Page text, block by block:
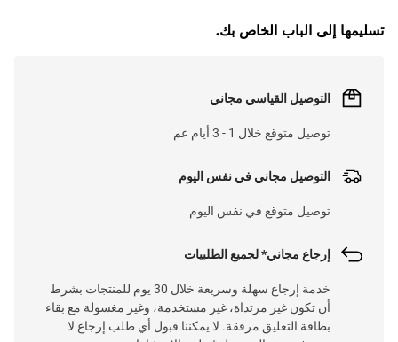
تسليمها إلى الباب الخاص بك.
التوصيل القياسي مجاني
توصيل متوقع خلال 1 - 3 أيام عم
التوصيل مجاني في نفس اليوم
توصيل متوقع في نفس اليوم
إرجاع مجاني* لجميع الطلبيات
خدمة إرجاع سهلة وسريعة خلال 30 يوم للمنتجات بشرط
أن تكون غير مرتداة، غير مستخدمة، وغير مغسولة مع بقاء
بطاقة التعليق مرفقة. لا يمكننا قبول أي طلب إرجاع لا